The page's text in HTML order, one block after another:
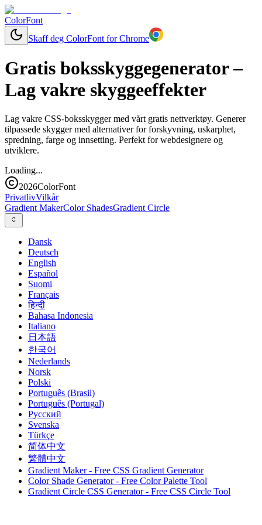
ColorFont
Skaff deg ColorFont for Chrome
Gratis boksskyggegenerator –
Lag vakre skyggeeffekter
Lag vakre CSS-boksskygger med vårt gratis nettverktøy. Generer
tilpassede skygger med alternativer for forskyvning, uskarphet,
spredning, farge og innsetting. Perfekt for webdesignere og
utviklere.
Loading...
2026ColorFont
PrivatlivVilkår
Gradient MakerColor ShadesGradient Circle
Dansk
Deutsch
English
Español
Suomi
Français
हिन्दी
Bahasa Indonesia
Italiano
日本語
한국어
Nederlands
Norsk
Polski
Português (Brasil)
Português (Portugal)
Русский
Svenska
Türkçe
简体中文
繁體中文
Gradient Maker - Free CSS Gradient Generator
Color Shade Generator - Free Color Palette Tool
Gradient Circle CSS Generator - Free CSS Circle Tool